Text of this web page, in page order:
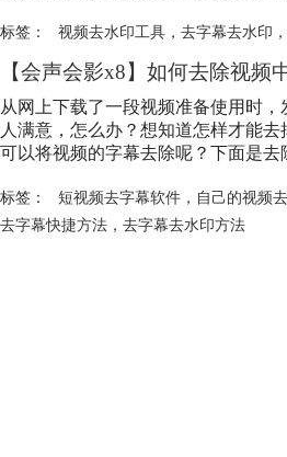
标签： 视频去水印工具， 去字幕去水印 ，
【会声会影x8】如何去除视频
从网上下载了一段视频准备使用时
人满意，怎么办？想知道怎样才能
可以将视频的字幕去除呢？下面是去
标签： 短视频去字幕软件， 自己的视频
去字幕快捷方法 ， 去字幕去水印方法